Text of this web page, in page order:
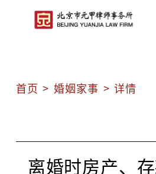
首页 > 婚姻家事 > 详情
离婚时房产、